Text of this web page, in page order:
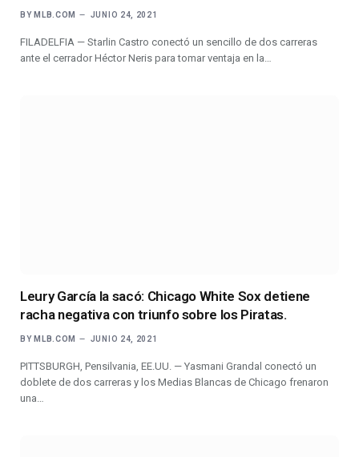
BY MLB.COM JUNIO 24, 2021
FILADELFIA — Starlin Castro conectó un sencillo de dos carreras
ante el cerrador Héctor Neris para tomar ventaja en la…
Leury García la sacó: Chicago White Sox detiene
racha negativa con triunfo sobre los Piratas.
BY MLB.COM JUNIO 24, 2021
PITTSBURGH, Pensilvania, EE.UU. — Yasmani Grandal conectó un
doblete de dos carreras y los Medias Blancas de Chicago frenaron
una…